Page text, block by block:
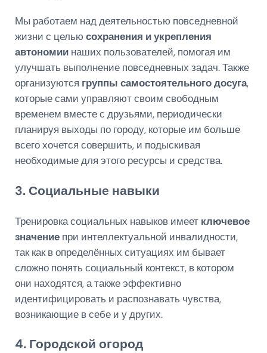
Мы работаем над деятельностью повседневной
жизни с целью сохранения и укрепления
автономиинаших пользователей, помогая им
улучшать выполнение повседневных задач. Также
организуются группы самостоятельного досуга,
которые сами управляют своим свободным
временем вместе с друзьями, периодически
планируя выходы по городу, которые им больше
всего хочется совершить, и подыскивая
необходимые для этого ресурсы и средства.
3. Социальные навыки
Тренировка социальных навыков имеет ключевое
значениепри интеллектуальной инвалидности,
так как в определённых ситуациях им бывает
сложно понять социальный контекст, в котором
они находятся, а также эффективно
идентифицировать и распознавать чувства,
возникающие в себе и у других.
4. Городской огород